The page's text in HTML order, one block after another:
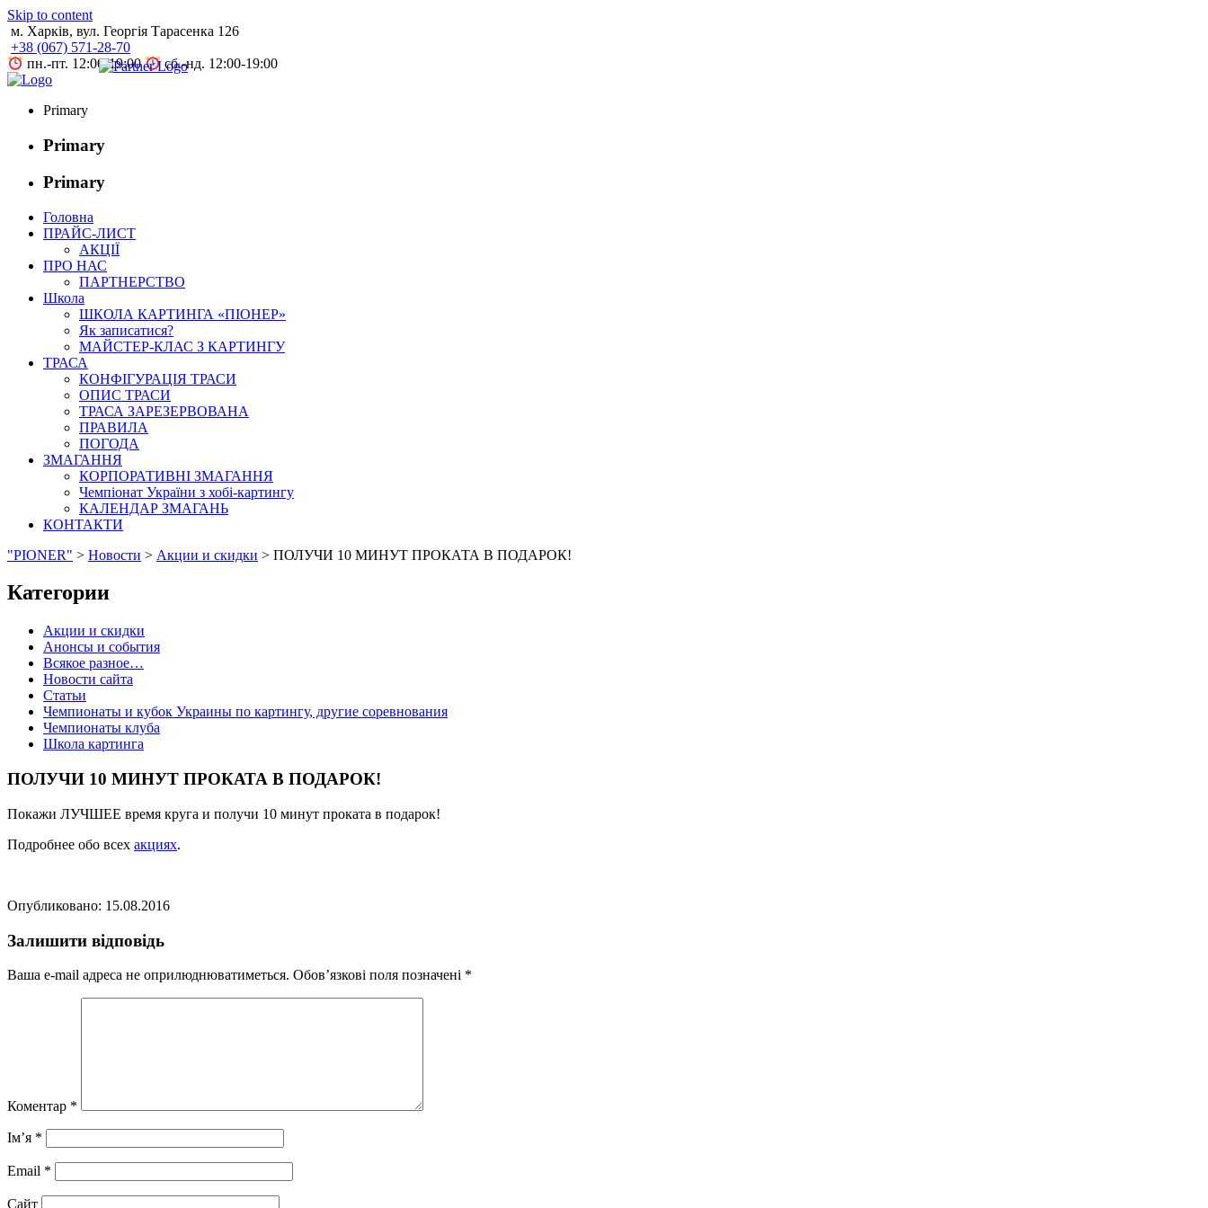
Skip to content
м. Харків, вул. Георгія Тарасенка 126
+38 (067) 571-28-70
пн.-пт. 12:00-19:00
сб.-нд. 12:00-19:00
Primary
Primary
Primary
Головна
ПРАЙС-ЛИСТ
АКЦІЇ
ПРО НАС
ПАРТНЕРСТВО
Школа
ШКОЛА КАРТИНГА «ПІОНЕР»
Як записатися?
МАЙСТЕР-КЛАС З КАРТИНГУ
ТРАСА
КОНФІГУРАЦІЯ ТРАСИ
ОПИС ТРАСИ
ТРАСА ЗАРЕЗЕРВОВАНА
ПРАВИЛА
ПОГОДА
ЗМАГАННЯ
КОРПОРАТИВНІ ЗМАГАННЯ
Чемпіонат України з хобі-картингу
КАЛЕНДАР ЗМАГАНЬ
КОНТАКТИ
"PIONER" > Новости > Акции и скидки > ПОЛУЧИ 10 МИНУТ ПРОКАТА В ПОДАРОК!
Категории
Акции и скидки
Анонсы и события
Всякое разное…
Новости сайта
Статьи
Чемпионаты и кубок Украины по картингу, другие соревнования
Чемпионаты клуба
Школа картинга
ПОЛУЧИ 10 МИНУТ ПРОКАТА В ПОДАРОК!
Покажи ЛУЧШЕЕ время круга и получи 10 минут проката в подарок!
Подробнее обо всех акциях.
Опубликовано: 15.08.2016
Залишити відповідь
Ваша e-mail адреса не оприлюднюватиметься. Обов’язкові поля позначені *
Коментар *
Ім’я *
Email *
Сайт